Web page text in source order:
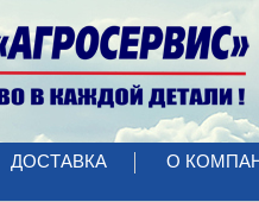
ДОСТАВКА О